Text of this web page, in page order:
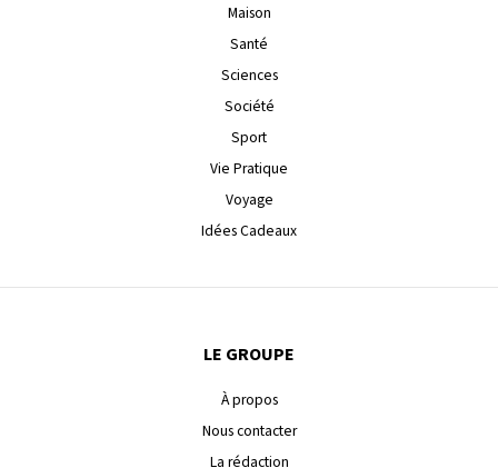
Maison
Santé
Sciences
Société
Sport
Vie Pratique
Voyage
Idées Cadeaux
LE GROUPE
À propos
Nous contacter
La rédaction